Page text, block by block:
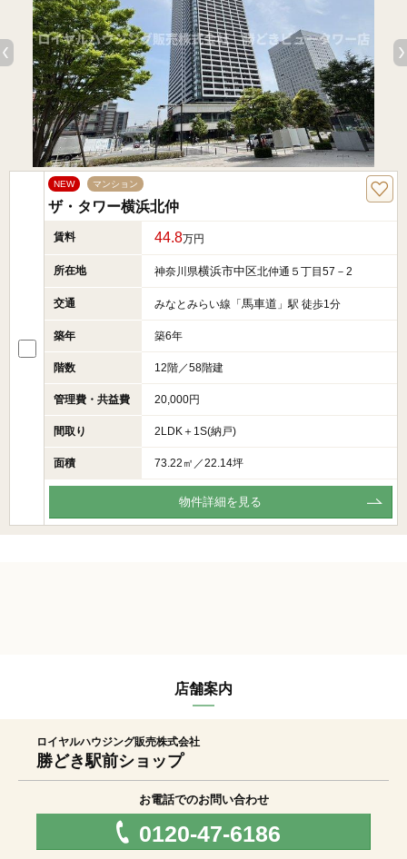
NEW マンション
ザ・タワー横浜北仲
賃料 44.8万円
所在地 神奈川県横浜市中区北仲通５丁目57－2
交通 みなとみらい線「 馬車道 」駅 徒歩1分
築年 築6年
階数 12階／58階建
管理費・共益費 20,000円
間取り 2LDK＋1S(納戸)
面積 73.22㎡／22.14坪
物件詳細を見る
店舗案内
ロイヤルハウジング販売株式会社
勝どき駅前ショップ
お電話でのお問い合わせ
0120-47-6186